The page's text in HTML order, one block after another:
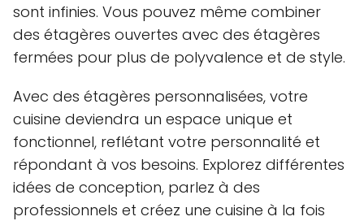
sont infinies. Vous pouvez même combiner
des étagères ouvertes avec des étagères
fermées pour plus de polyvalence et de style.
Avec des étagères personnalisées, votre
cuisine deviendra un espace unique et
fonctionnel, reflétant votre personnalité et
répondant à vos besoins. Explorez différentes
idées de conception, parlez à des
professionnels et créez une cuisine à la fois